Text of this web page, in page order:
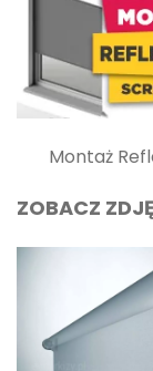
Montaż
ZOBACZ